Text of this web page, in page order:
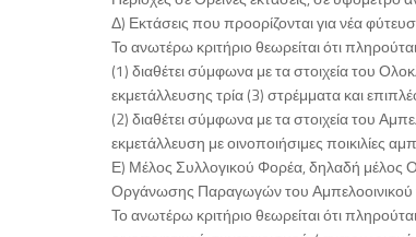
Δ) Εκτάσεις που προορίζονται για νέα
Το ανωτέρω κριτήριο θεωρείται ότι
(1) διαθέτει σύμφωνα με τα στοιχεία του
εκμετάλλευσης τρία (3) στρέμματα και
(2) διαθέτει σύμφωνα με τα στοιχεία του
εκμετάλλευση με οινοποιήσιμες ποικιλίες
Ε) Μέλος Συλλογικού Φορέα, δηλαδή μέλος
Οργάνωσης Παραγωγών του Αμπελοοινικού
Το ανωτέρω κριτήριο θεωρείται ότι